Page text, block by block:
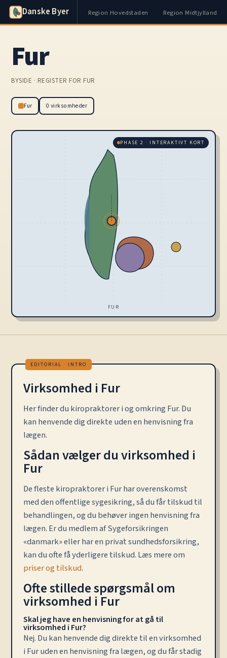
Danske Byer Region Hovedstaden Region Midtjylland
Fur
BYSIDE · REGISTER FOR FUR
Fur 0 virksomheder
PHASE 2 · INTERAKTIVT KORT
FUR
Virksomhed i Fur
Her finder du kiropraktorer i og omkring Fur. Du
kan henvende dig direkte uden en henvisning fra
lægen.
Sådan vælger du virksomhed i
Fur
De fleste kiropraktorer i Fur har overenskomst
med den offentlige sygesikring, så du får tilskud til
behandlingen, og du behøver ingen henvisning fra
lægen. Er du medlem af Sygeforsikringen
«danmark» eller har en privat sundhedsforsikring,
kan du ofte få yderligere tilskud. Læs mere om
priser og tilskud.
Ofte stillede spørgsmål om
virksomhed i Fur
Skal jeg have en henvisning for at gå til
virksomhed i Fur?
Nej. Du kan henvende dig direkte til en virksomhed
i Fur uden en henvisning fra lægen, og du får stadig